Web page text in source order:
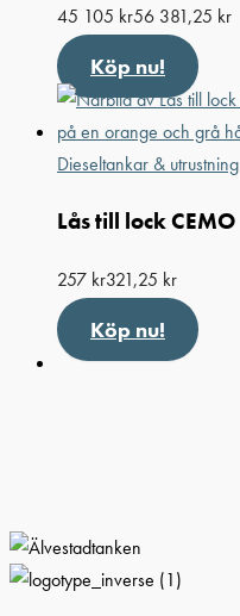
45 105 kr56 381,25 kr
Köp nu!
Dieseltankar & utrustning
Lås till lock CEMO
257 kr321,25 kr
Köp nu!